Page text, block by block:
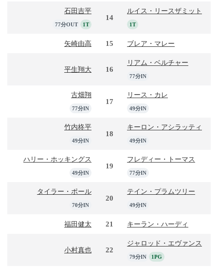
石田吉平
77分OUT 1T
14
ルイス・リースザミット
1T
矢崎由高 15 ブレア・マレー
平生翔大 16
リアム・ベルチャー
77分IN
古畑翔
77分IN
17
リース・カレ
49分IN
竹内柊平
49分IN
18
キーロン・アシラッティ
49分IN
ハリー・ホッキングス
49分IN
19
フレディー・トーマス
77分IN
タイラー・ポール
70分IN
20
テイン・プラムツリー
49分IN
福田健太 21 キーラン・ハーディ
小村真也 22
ジャロッド・エヴァンス
79分IN 1PG